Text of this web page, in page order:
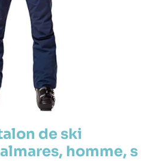
de ski
homme, s